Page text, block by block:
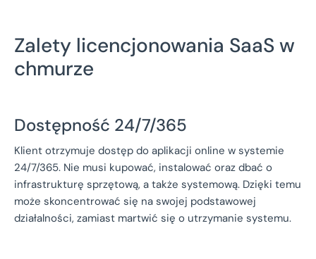
Zalety licencjonowania SaaS w
chmurze
Dostępność 24/7/365
Klient otrzymuje dostęp do aplikacji online w systemie
24/7/365. Nie musi kupować, instalować oraz dbać o
infrastrukturę sprzętową, a także systemową. Dzięki temu
może skoncentrować się na swojej podstawowej
działalności, zamiast martwić się o utrzymanie systemu.